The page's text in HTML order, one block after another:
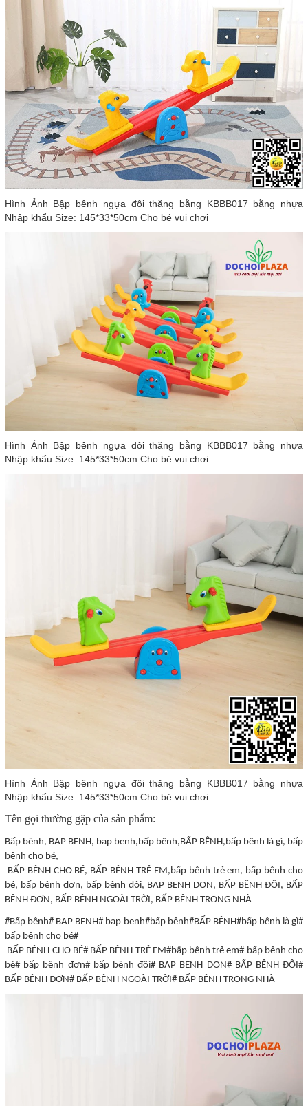
Hình Ảnh Bập bênh ngựa đôi thăng bằng KBBB017 bằng nhựa
Nhập khẩu Size: 145*33*50cm Cho bé vui chơi
Hình Ảnh Bập bênh ngựa đôi thăng bằng KBBB017 bằng nhựa
Nhập khẩu Size: 145*33*50cm Cho bé vui chơi
Hình Ảnh Bập bênh ngựa đôi thăng bằng KBBB017 bằng nhựa
Nhập khẩu Size: 145*33*50cm Cho bé vui chơi
Tên gọi thường gặp của sản phẩm:
Bấp bênh, BAP BENH, bap benh,bấp bênh,BẤP BÊNH,bấp bênh là gì, bấp
bênh cho bé,
BẤP BÊNH CHO BÉ, BẤP BÊNH TRẺ EM,bấp bênh trẻ em, bấp bênh cho
bé, bấp bênh đơn, bấp bênh đôi, BAP BENH DON, BẤP BÊNH ĐÔI, BẤP
BÊNH ĐƠN, BẤP BÊNH NGOÀI TRỜI, BẤP BÊNH TRONG NHÀ
#Bấp bênh# BAP BENH# bap benh#bấp bênh#BẤP BÊNH#bấp bênh là gì#
bấp bênh cho bé#
BẤP BÊNH CHO BÉ# BẤP BÊNH TRẺ EM#bấp bênh trẻ em# bấp bênh cho
bé# bấp bênh đơn# bấp bênh đôi# BAP BENH DON# BẤP BÊNH ĐÔI#
BẤP BÊNH ĐƠN# BẤP BÊNH NGOÀI TRỜI# BẤP BÊNH TRONG NHÀ